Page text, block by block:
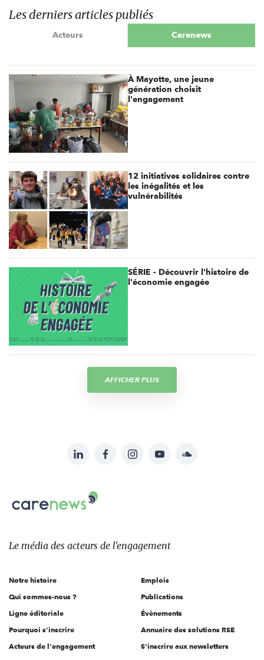
Les derniers articles publiés
Acteurs Carenews
À Mayotte, une jeune
génération choisit
l'engagement
12 initiatives solidaires contre
les inégalités et les
vulnérabilités
SÉRIE - Découvrir l'histoire de
l'économie engagée
AFFICHER PLUS
sur:
LinkedInFacebookInstagramYouTubeSoundcloud
Carenews,
Le
des
l'engagement
Le média des acteurs de l'engagement
Notre histoire
Qui sommes-nous ?
Ligne éditoriale
Pourquoi s'inscrire
Acteurs de l'engagement
Emplois
Publications
Évènements
Annuaire des solutions RSE
S'inscrire aux newsletters